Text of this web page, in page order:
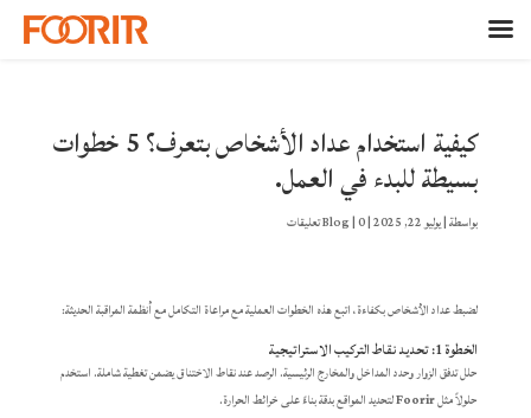
كيفية استخدام عداد الأشخاص بتعرف؟ 5 خطوات
بسيطة للبدء في العمل.
بواسطة|يوليو 22, 2025 |
Blog|0 تعليقات
لضبط عداد الأشخاص بكفاءة، اتبع هذه الخطوات العملية مع مراعاة التكامل مع أنظمة المراقبة الحديثة:
الخطوة 1: تحديد نقاط التركيب الاستراتيجية
حلل تدفق الزوار وحدد المداخل والمخارج الرئيسية. الرصد عند نقاط الاختناق يضمن تغطية شاملة. استخدم
حلولاً مثلFoorirلتحديد المواقع بدقة بناءً على خرائط الحرارة.